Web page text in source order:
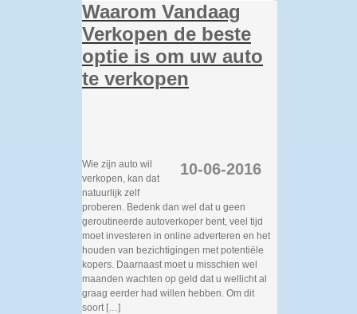
Waarom Vandaag
Verkopen de beste
optie is om uw auto
te verkopen
10-06-2016
Wie zijn auto wil
verkopen, kan dat
natuurlijk zelf
proberen. Bedenk dan wel dat u geen
geroutineerde autoverkoper bent, veel tijd
moet investeren in online adverteren en het
houden van bezichtigingen met potentiële
kopers. Daarnaast moet u misschien wel
maanden wachten op geld dat u wellicht al
graag eerder had willen hebben. Om dit
soort […]